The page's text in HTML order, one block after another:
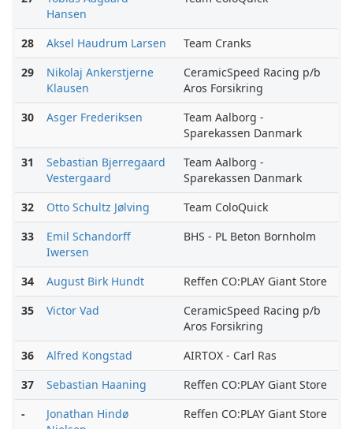
Hansen
28 Aksel Haudrum Larsen
Team Cranks
29
Nikolaj Ankerstjerne
Klausen
CeramicSpeed Racing p/b
Aros Forsikring
30
Asger Frederiksen
Team Aalborg -
Sparekassen Danmark
31
Sebastian Bjerregaard
Vestergaard
Team Aalborg -
Sparekassen Danmark
32
Otto Schultz Jølving
Team ColoQuick
33
Emil Schandorff
Iwersen
BHS - PL Beton Bornholm
34 August Birk Hundt
Reffen CO:PLAY Giant Store
35
Victor Vad
CeramicSpeed Racing p/b
Aros Forsikring
36
Alfred Kongstad
AIRTOX - Carl Ras
37
Sebastian Haaning
Reffen CO:PLAY Giant Store
-
Jonathan Hindø
Reffen CO:PLAY Giant Store